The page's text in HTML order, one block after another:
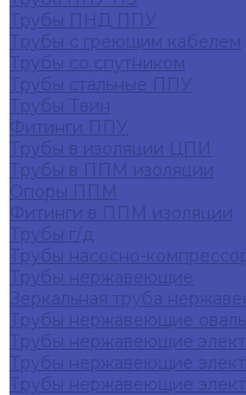
Трубы ПНД ППУ
Трубы с греющим кабелем
Трубы со спутником
Трубы стальные ППУ
Трубы Твин
Фитинги ППУ
Трубы в изоляции ЦПИ
Трубы в ППМ изоляции
Опоры ППМ
Фитинги в ППМ изоляции
Трубы г/д
Трубы насосно-
Трубы нержавеющие
Зеркальная труба
Трубы нержавеющие
Трубы нержавеющие
Трубы нержавеющие
Трубы нержавеющие